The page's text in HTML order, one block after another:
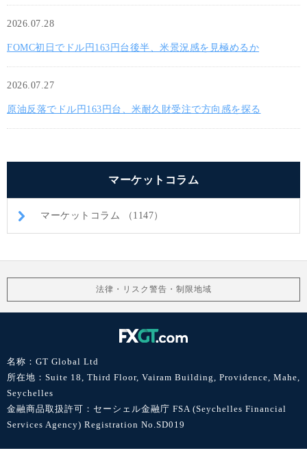
2026.07.28
FOMC初日でドル円163円台後半、米景況感を見極めるか
2026.07.27
原油反落でドル円163円台、米耐久財受注で方向感を探る
マーケットコラム
マーケットコラム （1147）
法律・リスク警告・制限地域
名称：GT Global Ltd
所在地：Suite 18, Third Floor, Vairam Building, Providence, Mahe,
Seychelles
金融商品取扱許可：セーシェル金融庁 FSA (Seychelles Financial
Services Agency) Registration No.SD019